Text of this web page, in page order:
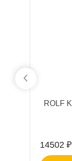
ROLF
14502 ₽